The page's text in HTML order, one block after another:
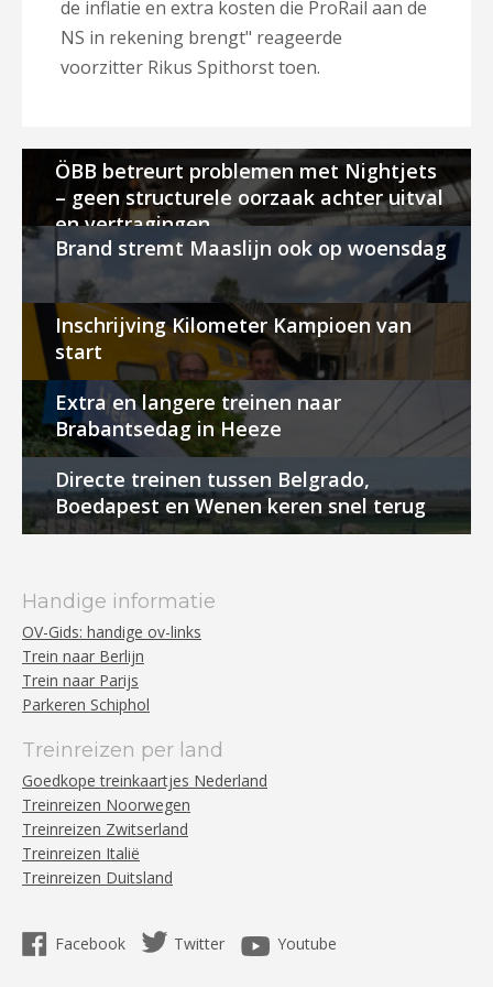
de inflatie en extra kosten die ProRail aan de
NS in rekening brengt" reageerde
voorzitter Rikus Spithorst toen.
ÖBB betreurt problemen met Nightjets
– geen structurele oorzaak achter uitval
en vertragingen
Brand stremt Maaslijn ook op woensdag
Inschrijving Kilometer Kampioen van
start
Extra en langere treinen naar
Brabantsedag in Heeze
Directe treinen tussen Belgrado,
Boedapest en Wenen keren snel terug
Handige informatie
OV-Gids: handige ov-links
Trein naar Berlijn
Trein naar Parijs
Parkeren Schiphol
Treinreizen per land
Goedkope treinkaartjes Nederland
Treinreizen Noorwegen
Treinreizen Zwitserland
Treinreizen Italië
Treinreizen Duitsland
Facebook Twitter Youtube